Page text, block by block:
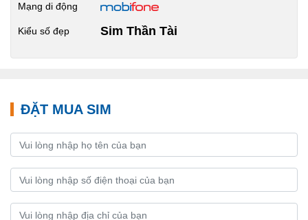
Mạng di động
Kiểu số đẹp Sim Thần Tài
ĐẶT MUA SIM